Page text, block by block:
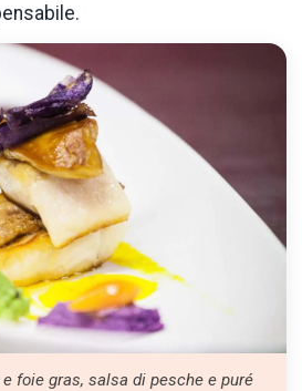
foie gras, salsa di pesche e puré